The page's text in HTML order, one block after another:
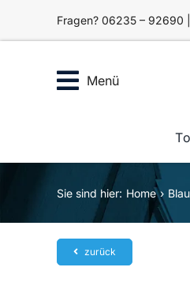
Fragen? 06235 – 92690
Menü
Sie sind hier: Home
zurück